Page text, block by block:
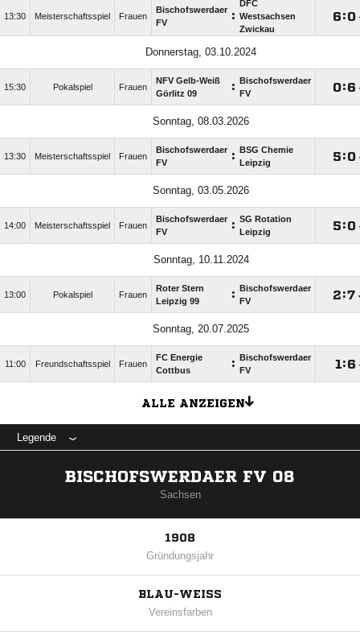
13:30 Meisterschaftsspiel Frauen
Bischofswerdaer
FV
:
DFC
Westsachsen
Zwickau
:
Donnerstag, 03.10.2024
15:30 Pokalspiel Frauen
NFV Gelb-Weiß
Görlitz 09
:
Bischofswerdaer
FV
:
Sonntag, 08.03.2026
13:30 Meisterschaftsspiel Frauen
Bischofswerdaer
FV
:
BSG Chemie
Leipzig
:
Sonntag, 03.05.2026
14:00 Meisterschaftsspiel Frauen
Bischofswerdaer
FV
: SG Rotation
Leipzig
:
Sonntag, 10.11.2024
13:00 Pokalspiel Frauen
Roter Stern
Leipzig 99
:
Bischofswerdaer
FV
:
Sonntag, 20.07.2025
11:00 Freundschaftsspiel Frauen
FC Energie
Cottbus
:
Bischofswerdaer
FV
:
ALLE ANZEIGEN
Legende
BISCHOFSWERDAER FV 08
Sachsen
1908
Gründungsjahr
BLAU-WEISS
Vereinsfarben